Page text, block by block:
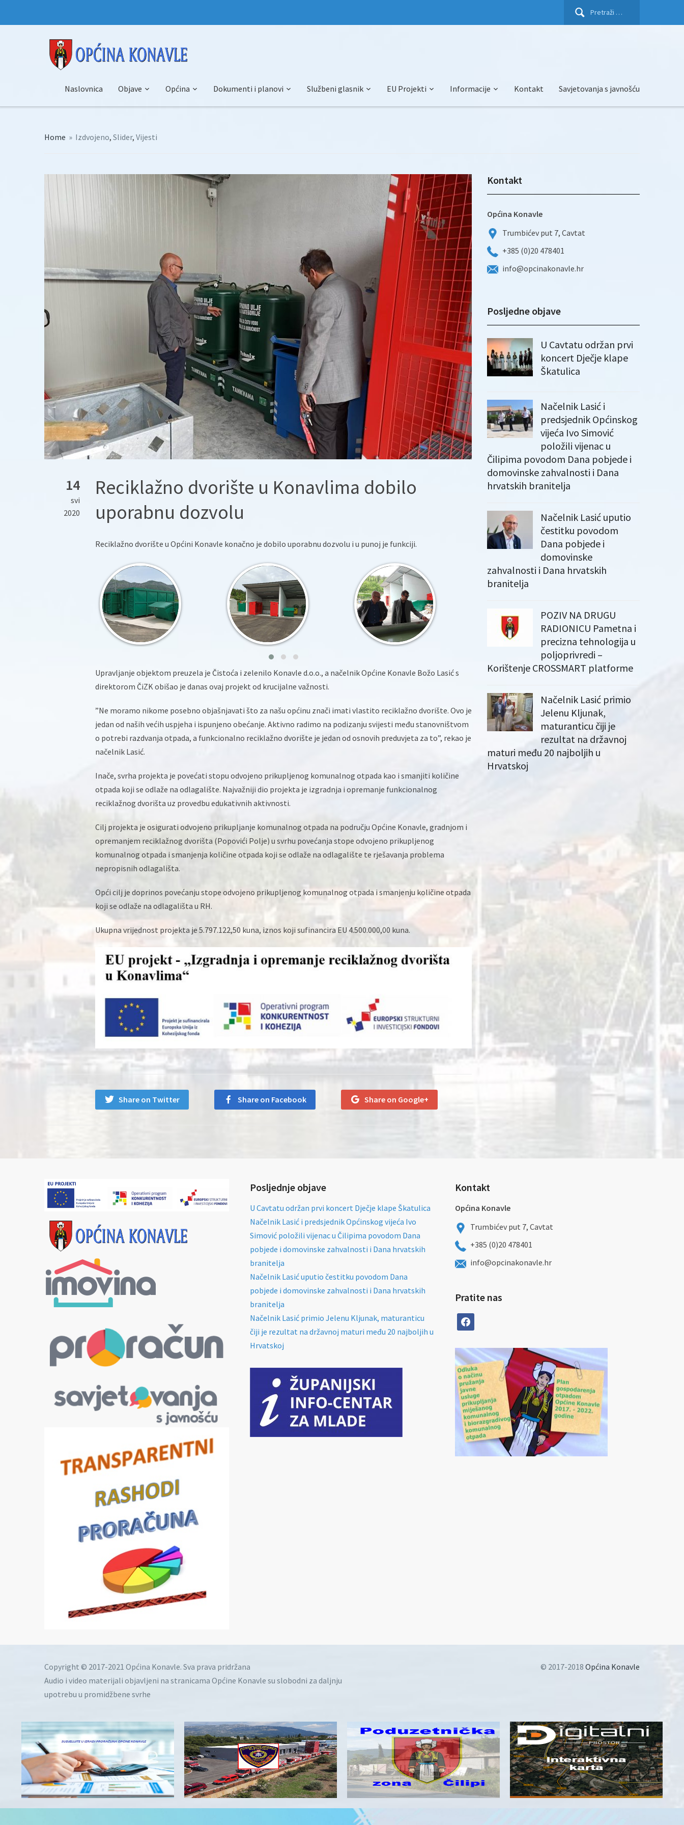
Pretraži:
Naslovnica Objave Općina Dokumenti i planovi Službeni glasnik EU Projekti Informacije Kontakt Savjetovanja s javnošću
Home » Izdvojeno, Slider, Vijesti
14
svi
2020
Reciklažno dvorište u Konavlima dobilo
uporabnu dozvolu
Reciklažno dvorište u Općini Konavle konačno je dobilo uporabnu dozvolu i u punoj je funkciji.
Upravljanje objektom preuzela je Čistoća i zelenilo Konavle d.o.o., a načelnik Općine Konavle Božo Lasić s
direktorom ČiZK obišao je danas ovaj projekt od krucijalne važnosti.
”Ne moramo nikome posebno objašnjavati što za našu općinu znači imati vlastito reciklažno dvorište. Ovo je
jedan od naših većih uspjeha i ispunjeno obećanje. Aktivno radimo na podizanju svijesti među stanovništvom
o potrebi razdvanja otpada, a funkcionalno reciklažno dvorište je jedan od osnovih preduvjeta za to”, rekao je
načelnik Lasić.
Inače, svrha projekta je povećati stopu odvojeno prikupljenog komunalnog otpada kao i smanjiti količine
otpada koji se odlaže na odlagalište. Najvažniji dio projekta je izgradnja i opremanje funkcionalnog
reciklažnog dvorišta uz provedbu edukativnih aktivnosti.
Cilj projekta je osigurati odvojeno prikupljanje komunalnog otpada na području Općine Konavle, gradnjom i
opremanjem reciklažnog dvorišta (Popovići Polje) u svrhu povećanja stope odvojeno prikupljenog
komunalnog otpada i smanjenja količine otpada koji se odlaže na odlagalište te rješavanja problema
nepropisnih odlagališta.
Opći cilj je doprinos povećanju stope odvojeno prikupljenog komunalnog otpada i smanjenju količine otpada
koji se odlaže na odlagališta u RH.
Ukupna vrijednost projekta je 5.797.122,50 kuna, iznos koji sufinancira EU 4.500.000,00 kuna.
Share on Twitter Share on Facebook Share on Google+
Kontakt
Općina Konavle
Trumbićev put 7, Cavtat
+385 (0)20 478401
info@opcinakonavle.hr
Posljedne objave
U Cavtatu održan prvi
koncert Dječje klape
Škatulica
Načelnik Lasić i
predsjednik Općinskog
vijeća Ivo Simović
položili vijenac u
Čilipima povodom Dana pobjede i
domovinske zahvalnosti i Dana
hrvatskih branitelja
Načelnik Lasić uputio
čestitku povodom
Dana pobjede i
domovinske
zahvalnosti i Dana hrvatskih
branitelja
POZIV NA DRUGU
RADIONICU Pametna i
precizna tehnologija u
poljoprivredi –
Korištenje CROSSMART platforme
Načelnik Lasić primio
Jelenu Kljunak,
maturanticu čiji je
rezultat na državnoj
maturi među 20 najboljih u
Hrvatskoj
Posljednje objave
U Cavtatu održan prvi koncert Dječje klape Škatulica
Načelnik Lasić i predsjednik Općinskog vijeća Ivo
Simović položili vijenac u Čilipima povodom Dana
pobjede i domovinske zahvalnosti i Dana hrvatskih
branitelja
Načelnik Lasić uputio čestitku povodom Dana
pobjede i domovinske zahvalnosti i Dana hrvatskih
branitelja
Načelnik Lasić primio Jelenu Kljunak, maturanticu
čiji je rezultat na državnoj maturi među 20 najboljih u
Hrvatskoj
Kontakt
Općina Konavle
Trumbićev put 7, Cavtat
+385 (0)20 478401
info@opcinakonavle.hr
Pratite nas
facebook
Copyright © 2017-2021 Općina Konavle. Sva prava pridržana
Audio i video materijali objavljeni na stranicama Općine Konavle su slobodni za daljnju
upotrebu u promidžbene svrhe
© 2017-2018 Općina Konavle